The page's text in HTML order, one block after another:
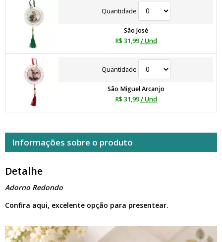
Quantidade
São José
R$ 31,99 / Und
Quantidade
São Miguel Arcanjo
R$ 31,99 / Und
Informações sobre o produto
Detalhe
Adorno Redondo
Confira aqui, excelente opção para presentear.